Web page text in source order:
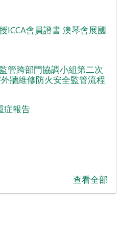
ICCA會員證書 澳琴會展國
管跨部門協調小組第二次
牆維修防火安全監管流程
症報告
查看全部